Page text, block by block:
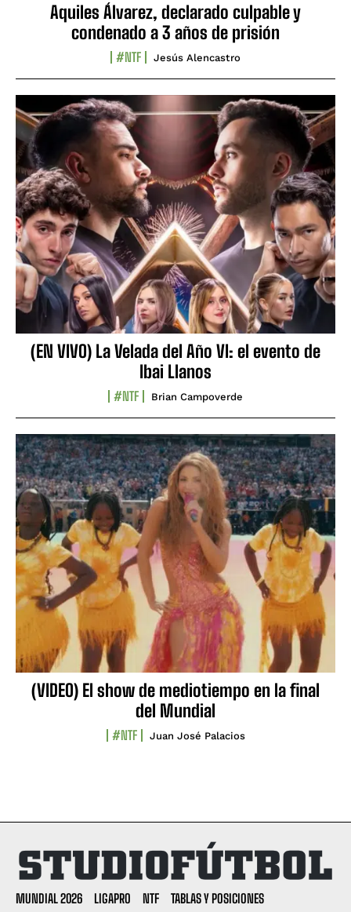
Aquiles Álvarez, declarado culpable y
condenado a 3 años de prisión
#NTF Jesús Alencastro
(EN VIVO) La Velada del Año VI: el evento de
Ibai Llanos
#NTF Brian Campoverde
(VIDEO) El show de mediotiempo en la final
del Mundial
#NTF Juan José Palacios
MUNDIAL 2026 LIGAPRO NTF TABLAS Y POSICIONES